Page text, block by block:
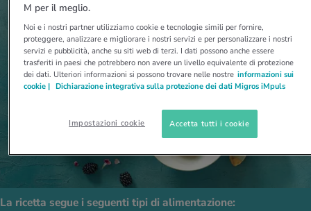
La ricetta segue i seguenti tipi di alimentazione:
M per il meglio.
Noi e i nostri partner utilizziamo cookie e tecnologie simili per fornire,
proteggere, analizzare e migliorare i nostri servizi e per personalizzare i nostri
servizi e pubblicità, anche su siti web di terzi. I dati possono anche essere
trasferiti in paesi che potrebbero non avere un livello equivalente di protezione
dei dati. Ulteriori informazioni si possono trovare nelle nostre informazioni sui
cookie | Dichiarazione integrativa sulla protezione dei dati Migros iMpuls
Impostazioni cookie Accetta tutti i cookie